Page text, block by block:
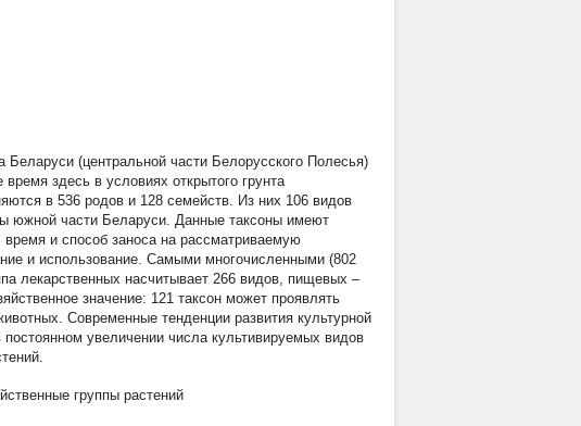
Беларуси (центральной части Белорусского Полесья)
здесь в условиях открытого грунта
в 536 родов и 128 семейств. Из них 106 видов
южной части Беларуси. Данные таксоны имеют
время и способ заноса на рассматриваемую
и использование. Самыми многочисленными (802
лекарственных насчитывает 266 видов, пищевых –
значение: 121 таксон может проявлять
Современные тенденции развития культурной
увеличении числа культивируемых видов
группы растений